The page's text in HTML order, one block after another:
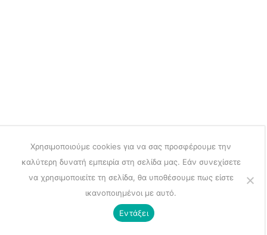
Χρησιμοποιούμε cookies για να σας προσφέρουμε την
καλύτερη δυνατή εμπειρία στη σελίδα μας. Εάν συνεχίσετε
να χρησιμοποιείτε τη σελίδα, θα υποθέσουμε πως είστε
ικανοποιημένοι με αυτό.
Εντάξει